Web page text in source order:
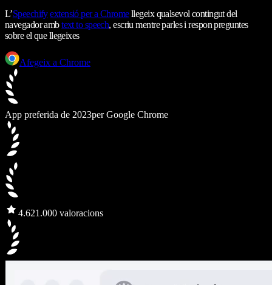
L’Speechify extensió per a Chromellegeix qualsevol contingut del
navegador ambtext to speech, escriu mentre parles i respon preguntes
sobre el que llegeixes
Afegeix a Chrome
App preferida de 2023per Google Chrome
4.621.000 valoracions